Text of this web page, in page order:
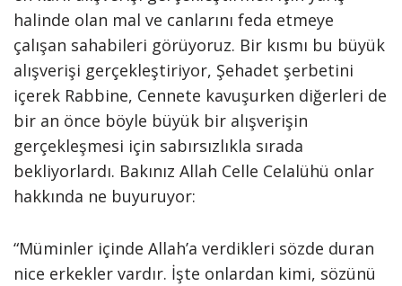
halinde olan mal ve canlarını feda etmeye
çalışan sahabileri görüyoruz. Bir kısmı bu büyük
alışverişi gerçekleştiriyor, Şehadet şerbetini
içerek Rabbine, Cennete kavuşurken diğerleri de
bir an önce böyle büyük bir alışverişin
gerçekleşmesi için sabırsızlıkla sırada
bekliyorlardı. Bakınız Allah Celle Celalühü onlar
hakkında ne buyuruyor:
“Müminler içinde Allah’a verdikleri sözde duran
nice erkekler vardır. İşte onlardan kimi, sözünü